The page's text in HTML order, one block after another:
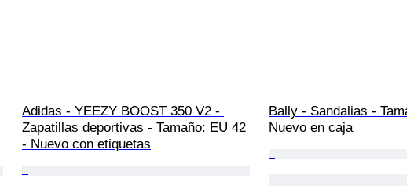
Adidas - YEEZY BOOST 350 V2 -
Zapatillas deportivas - Tamaño: EU 42
- Nuevo con etiquetas
Bally - Sandalias -
Nuevo en caja